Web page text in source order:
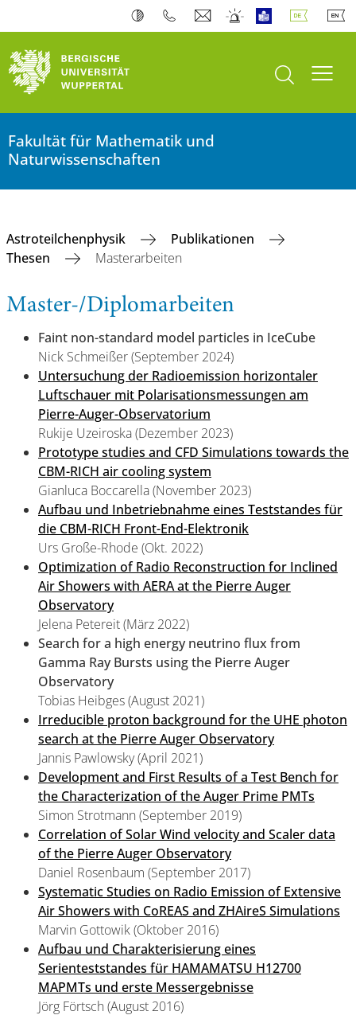
Suche öffnen
Fakultät für Mathematik und
Naturwissenschaften
Astroteilchenphysik
Publikationen
Thesen
Masterarbeiten
Master-/Diplomarbeiten
Faint non-standard model particles in IceCube
Nick Schmeißer (September 2024)
Untersuchung der Radioemission horizontaler
Luftschauer mit Polarisationsmessungen am
Pierre-Auger-Observatorium
Rukije Uzeiroska (Dezember 2023)
Prototype studies and CFD Simulations towards the
CBM-RICH air cooling system
Gianluca Boccarella (November 2023)
Aufbau und Inbetriebnahme eines Teststandes für
die CBM-RICH Front-End-Elektronik
Urs Große-Rhode (Okt. 2022)
Optimization of Radio Reconstruction for Inclined
Air Showers with AERA at the Pierre Auger
Observatory
Jelena Petereit (März 2022)
Search for a high energy neutrino flux from
Gamma Ray Bursts using the Pierre Auger
Observatory
Tobias Heibges (August 2021)
Irreducible proton background for the UHE photon
search at the Pierre Auger Observatory
Jannis Pawlowsky (April 2021)
Development and First Results of a Test Bench for
the Characterization of the Auger Prime PMTs
Simon Strotmann (September 2019)
Correlation of Solar Wind velocity and Scaler data
of the Pierre Auger Observatory
Daniel Rosenbaum (September 2017)
Systematic Studies on Radio Emission of Extensive
Air Showers with CoREAS and ZHAireS Simulations
Marvin Gottowik (Oktober 2016)
Aufbau und Charakterisierung eines
Serienteststandes für HAMAMATSU H12700
MAPMTs und erste Messergebnisse
Jörg Förtsch (August 2016)